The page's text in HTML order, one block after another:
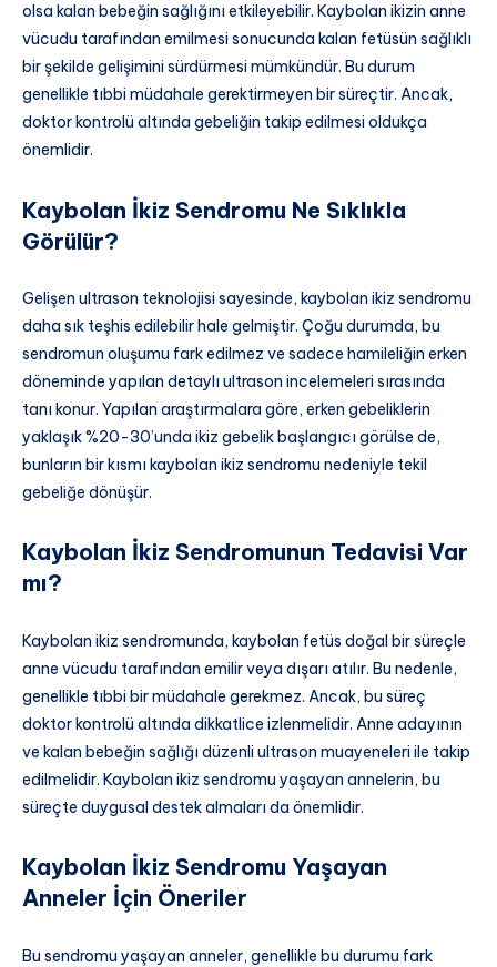
olsa kalan bebeğin sağlığını etkileyebilir. Kaybolan ikizin anne
vücudu tarafından emilmesi sonucunda kalan fetüsün sağlıklı
bir şekilde gelişimini sürdürmesi mümkündür. Bu durum
genellikle tıbbi müdahale gerektirmeyen bir süreçtir. Ancak,
doktor kontrolü altında gebeliğin takip edilmesi oldukça
önemlidir.
Kaybolan İkiz Sendromu Ne Sıklıkla
Görülür?
Gelişen ultrason teknolojisi sayesinde, kaybolan ikiz sendromu
daha sık teşhis edilebilir hale gelmiştir. Çoğu durumda, bu
sendromun oluşumu fark edilmez ve sadece hamileliğin erken
döneminde yapılan detaylı ultrason incelemeleri sırasında
tanı konur. Yapılan araştırmalara göre, erken gebeliklerin
yaklaşık %20-30’unda ikiz gebelik başlangıcı görülse de,
bunların bir kısmı kaybolan ikiz sendromu nedeniyle tekil
gebeliğe dönüşür.
Kaybolan İkiz Sendromunun Tedavisi Var
mı?
Kaybolan ikiz sendromunda, kaybolan fetüs doğal bir süreçle
anne vücudu tarafından emilir veya dışarı atılır. Bu nedenle,
genellikle tıbbi bir müdahale gerekmez. Ancak, bu süreç
doktor kontrolü altında dikkatlice izlenmelidir. Anne adayının
ve kalan bebeğin sağlığı düzenli ultrason muayeneleri ile takip
edilmelidir. Kaybolan ikiz sendromu yaşayan annelerin, bu
süreçte duygusal destek almaları da önemlidir.
Kaybolan İkiz Sendromu Yaşayan
Anneler İçin Öneriler
Bu sendromu yaşayan anneler, genellikle bu durumu fark